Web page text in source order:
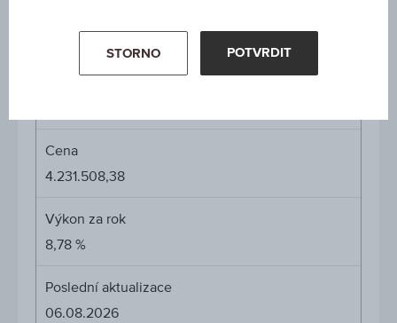
Cena
4.231.508,38
Výkon za rok
8,78 %
Poslední aktualizace
06.08.2026
STORNO POTVRDIT